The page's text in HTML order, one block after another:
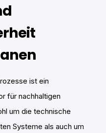
ist ein
für nachhaltigen
um die technische
Systeme als auch um